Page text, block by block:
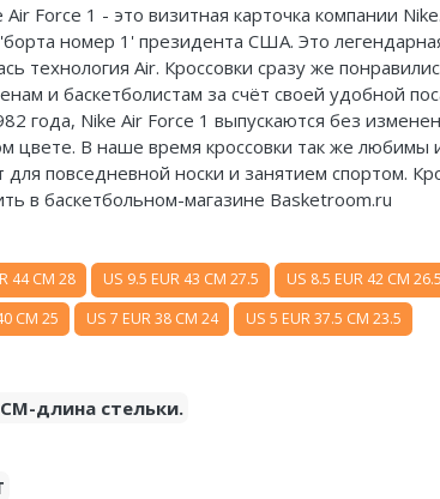
Air Force 1 - это визитная карточка компании
'борта номер 1' президента США. Это
технология Air. Кроссовки сразу же
и баскетболистам за счёт своей удобной
года, Nike Air Force 1 выпускаются без
цвете. В наше время кроссовки так же любимы
повседневной носки и занятием спортом.
в баскетбольном-магазине Basketroom.ru
44 CM 28 US 9.5 EUR 43 CM 27.5
US 8.5 EUR 42 CM 26.5
CM 25 US 7 EUR 38 CM 24
US 5 EUR 37.5 CM 23.5
длина стельки.